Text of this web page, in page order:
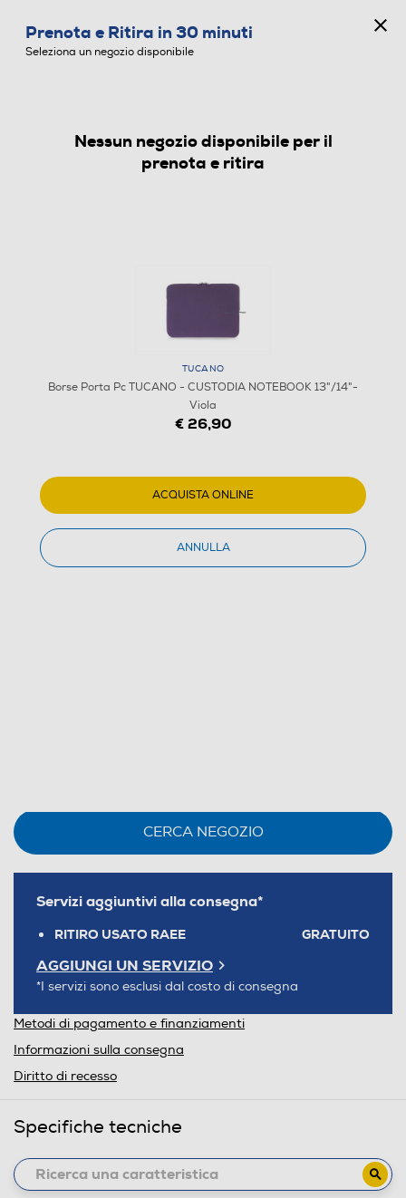
BORSE PORTA PC
1/5
(0)
Dettagli Prodotto Confronta
CERCA NEGOZIO
Servizi aggiuntivi alla consegna*
RITIRO USATO RAEE GRATUITO
AGGIUNGI UN SERVIZIO
*I servizi sono esclusi dal costo di consegna
Metodi di pagamento e finanziamenti
Informazioni sulla consegna
Diritto di recesso
Specifiche tecniche
Prenota e Ritira in 30 minuti
Seleziona un negozio disponibile
Nessun negozio disponibile per il
prenota e ritira
TUCANO
Borse Porta Pc TUCANO - CUSTODIA NOTEBOOK 13"/14"-
Viola
€ 26,90
ACQUISTA ONLINE
ANNULLA